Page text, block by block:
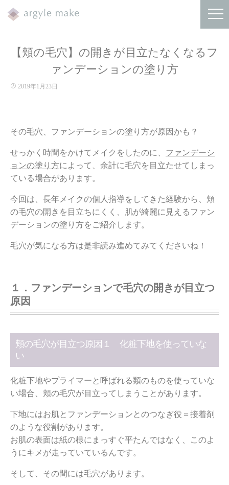
【頬の毛穴】の開きが目立たなくなるフ
ァンデーションの塗り方
2019年1月23日
その毛穴、ファンデーションの塗り方が原因かも？
せっかく時間をかけてメイクをしたのに、 ファンデーシ
ョンの塗り方によって、余計に毛穴を目立たせてしまっ
ている場合があります。
今回は、長年メイクの個人指導をしてきた経験から、頬
の毛穴の開きを目立ちにくく、肌が綺麗に見えるファン
デーションの塗り方をご紹介します。
毛穴が気になる方は是非読み進めてみてくださいね！
１．ファンデーションで毛穴の開きが目立つ
原因
頬の毛穴が目立つ原因１ 化粧下地を使っていな
い
化粧下地やプライマーと呼ばれる類のものを使っていな
い場合、頬の毛穴が目立ってしまうことがあります。
下地にはお肌とファンデーションとのつなぎ役＝接着剤
のような役割があります。
お肌の表面は紙の様にまっすぐ平たんではなく、このよ
うにキメが走っていているんです。
そして、その間には毛穴があります。